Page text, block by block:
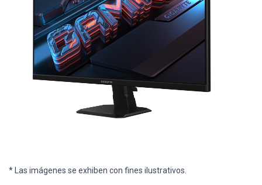
* Las imágenes se exhiben con fines ilustrativos.